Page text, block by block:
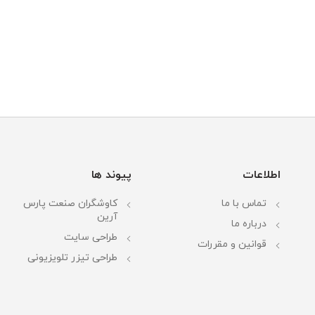
اطلاعات
تماس با ما
درباره ما
قوانین و مقررات
پیوند ها
کاوشگران صنعت پارس
آرین
طراحی سایت
طراحی تیزر تلویزیونی